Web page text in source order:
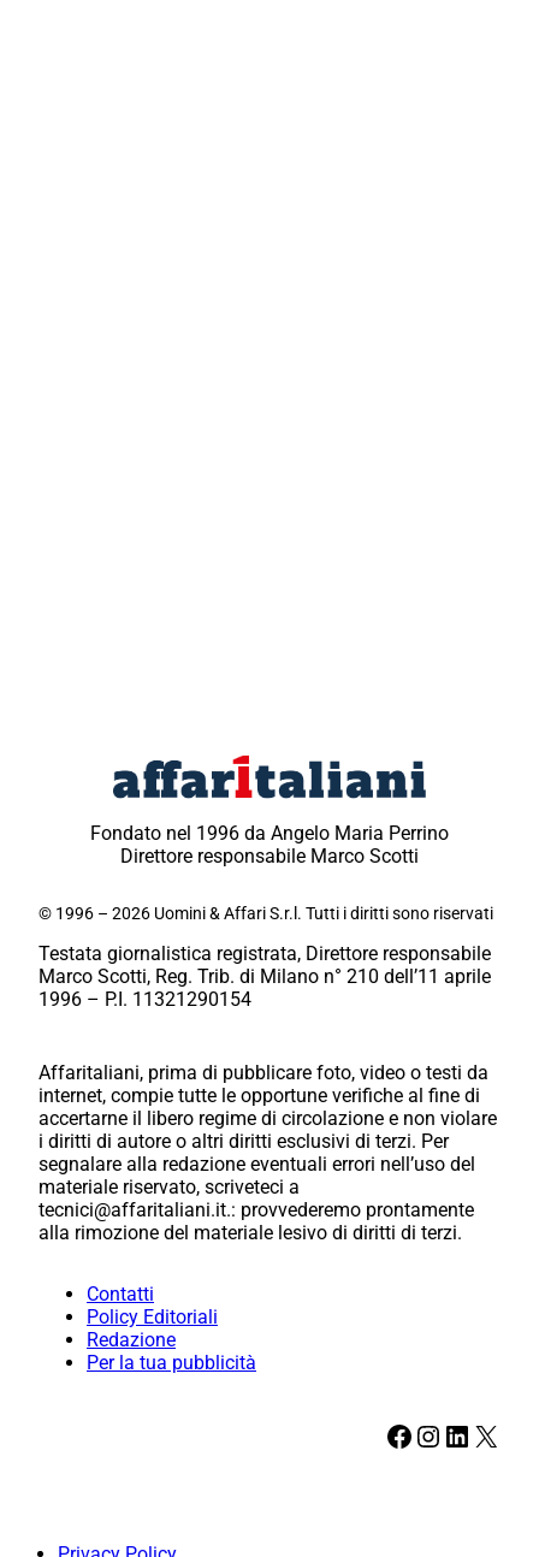
Fondato nel 1996 da Angelo Maria Perrino
Direttore responsabile Marco Scotti
© 1996 – 2026 Uomini & Affari S.r.l. Tutti i diritti sono riservati
Testata giornalistica registrata, Direttore responsabile
Marco Scotti, Reg. Trib. di Milano n° 210 dell’11 aprile
1996 – P.I. 11321290154
Affaritaliani, prima di pubblicare foto, video o testi da
internet, compie tutte le opportune verifiche al fine di
accertarne il libero regime di circolazione e non violare
i diritti di autore o altri diritti esclusivi di terzi. Per
segnalare alla redazione eventuali errori nell’uso del
materiale riservato, scriveteci a
tecnici@affaritaliani.it.: provvederemo prontamente
alla rimozione del materiale lesivo di diritti di terzi.
Contatti
Policy Editoriali
Redazione
Per la tua pubblicità
Facebook Instagram LinkedIn X